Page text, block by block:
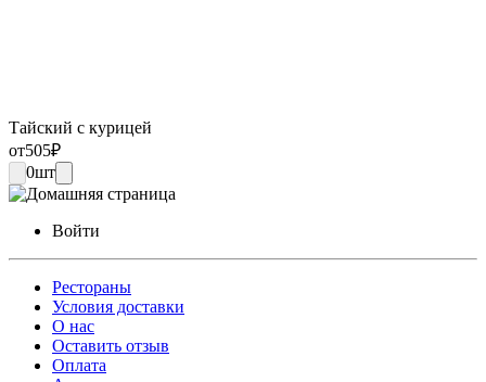
Тайский с курицей
от505₽
0шт
Войти
Рестораны
Условия доставки
О нас
Оставить отзыв
Оплата